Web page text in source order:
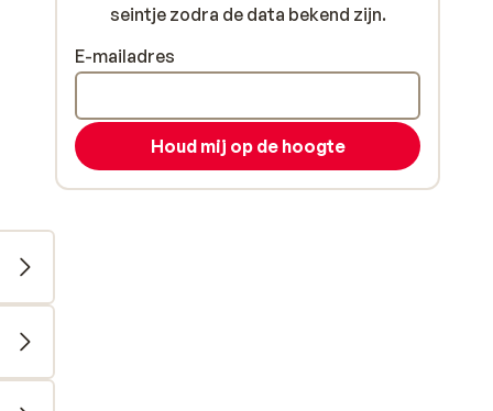
seintje zodra de data bekend zijn.
E-mailadres
Houd mij op de hoogte